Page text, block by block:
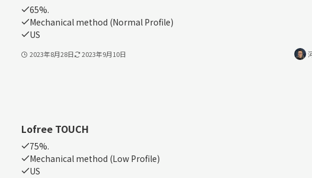
65%.
Mechanical method (Normal Profile)
US
2023年8月28日 2023年9月10日
Lofree TOUCH
75%.
Mechanical method (Low Profile)
US